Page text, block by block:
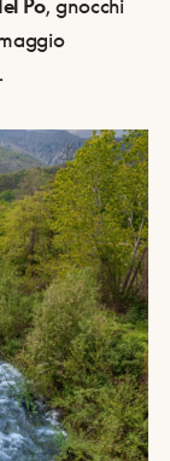
Po, gnocchi